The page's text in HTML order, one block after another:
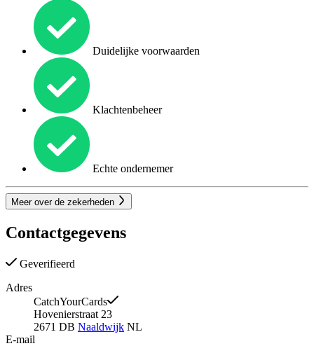
Duidelijke voorwaarden
Klachtenbeheer
Echte ondernemer
Meer over de zekerheden
Contactgegevens
Geverifieerd
Adres
CatchYourCards
Hovenierstraat 23
2671 DB Naaldwijk NL
E-mail